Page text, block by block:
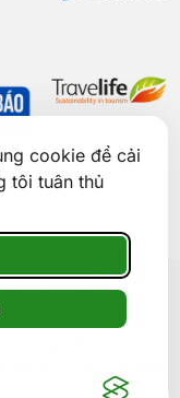
cookie để cải
tôi tuân thủ
TY CỔ PHẦN
GPDKKD: 1801511350
Số giấy phép kinh
LHQT. Địa chỉ: Số 5,